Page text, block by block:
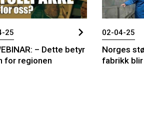
25
– Dette betyr
for regionen
02-04-25
Norges
fabrikk